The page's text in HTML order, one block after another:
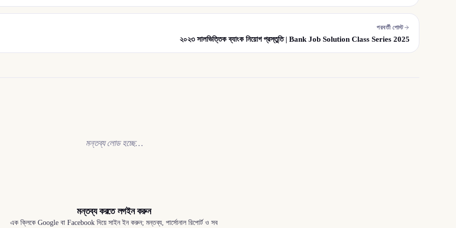
পরবর্তী পোস্ট
২০২৩ সালভিত্তিক ব্যাংক নিয়োগ প্রস্তুতি | Bank Job Solution Class Series 2025
মন্তব্য লোড হচ্ছে…
মন্তব্য করতে লগইন করুন
এক ক্লিকে Google বা Facebook দিয়ে সাইন ইন করুন; মন্তব্য, পার্সোনাল রিপোর্ট ও সব